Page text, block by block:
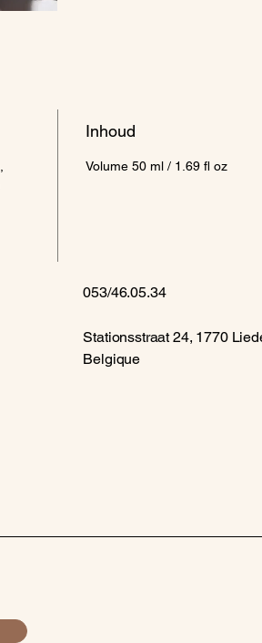
Inhoud
Volume 50 ml / 1.69 fl oz
053/46.05.34
Stationsstraat 24, 1770
Belgique